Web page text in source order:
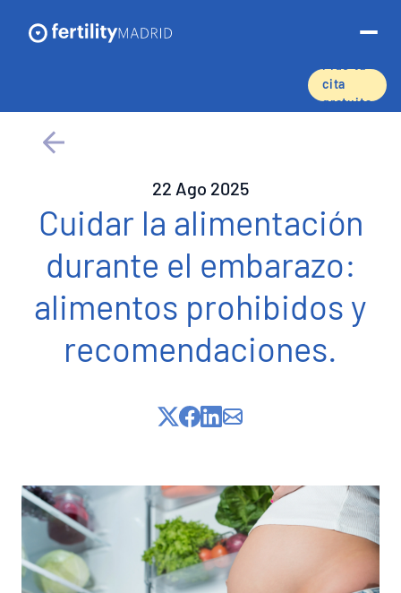
Técnicas de reproducción asistida
Preservación de la fertilidad
Donación de óvulos
Tasas de éxito
cita
gratuita
22 Ago 2025
Cuidar la alimentación
durante el embarazo:
alimentos prohibidos y
recomendaciones.